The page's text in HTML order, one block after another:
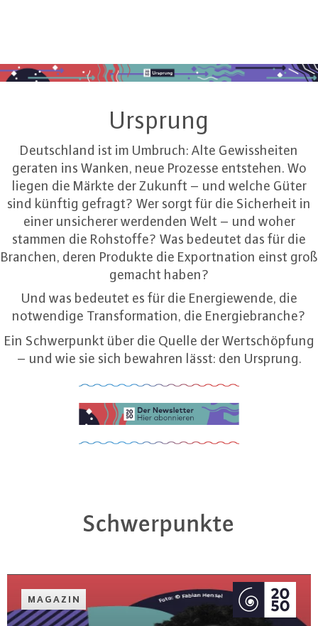
Ursprung
Deutschland ist im Umbruch: Alte Gewissheiten
geraten ins Wanken, neue Prozesse entstehen. Wo
liegen die Märkte der Zukunft – und welche Güter
sind künftig gefragt? Wer sorgt für die Sicherheit in
einer unsicherer werdenden Welt – und woher
stammen die Rohstoffe? Was bedeutet das für die
Branchen, deren Produkte die Exportnation einst groß
gemacht haben?
Und was bedeutet es für die Energiewende, die
notwendige Transformation, die Energiebranche?
Ein Schwerpunkt über die Quelle der Wertschöpfung
– und wie sie sich bewahren lässt: den Ursprung.
Schwer­punk­te
MAGAZIN